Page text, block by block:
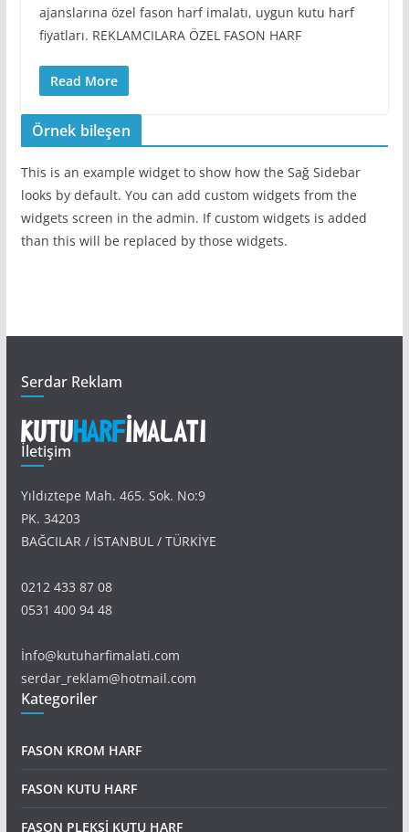
ajanslarına özel fason harf imalatı, uygun kutu harf
fiyatları. REKLAMCILARA ÖZEL FASON HARF
Read More
Örnek bileşen
This is an example widget to show how the Sağ Sidebar
looks by default. You can add custom widgets from the
widgets screen in the admin. If custom widgets is added
than this will be replaced by those widgets.
Serdar Reklam
İletişim
Yıldıztepe Mah. 465. Sok. No:9
PK. 34203
BAĞCILAR / İSTANBUL / TÜRKİYE
0212 433 87 08
0531 400 94 48
İnfo@kutuharfimalati.com
serdar_reklam@hotmail.com
Kategoriler
FASON KROM HARF
FASON KUTU HARF
FASON PLEKSİ KUTU HARF